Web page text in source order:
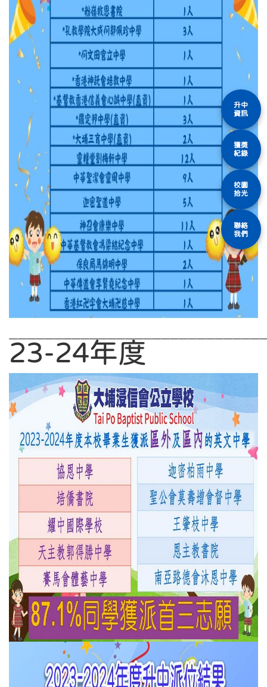
23-24年度
升中
資訊
獲獎
紀錄
校園
拾光
聯絡
我們